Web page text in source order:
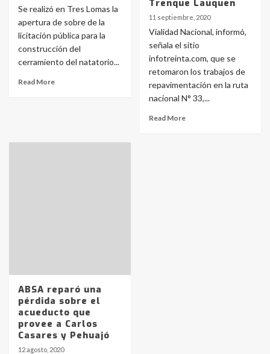
Se realizó en Tres Lomas la
apertura de sobre de la
licitación pública para la
construcción del
cerramiento del natatorio...
Read More
Trenque Lauquen
11 septiembre, 2020
Vialidad Nacional, informó,
señala el sitio
infotreinta.com, que se
retomaron los trabajos de
repavimentación en la ruta
nacional N° 33,...
Read More
ABSA reparó una
pérdida sobre el
acueducto que
provee a Carlos
Casares y Pehuajó
12 agosto, 2020
3
4
Accidente en Ruta 5: falleció un
joven de Trenque Lauquen